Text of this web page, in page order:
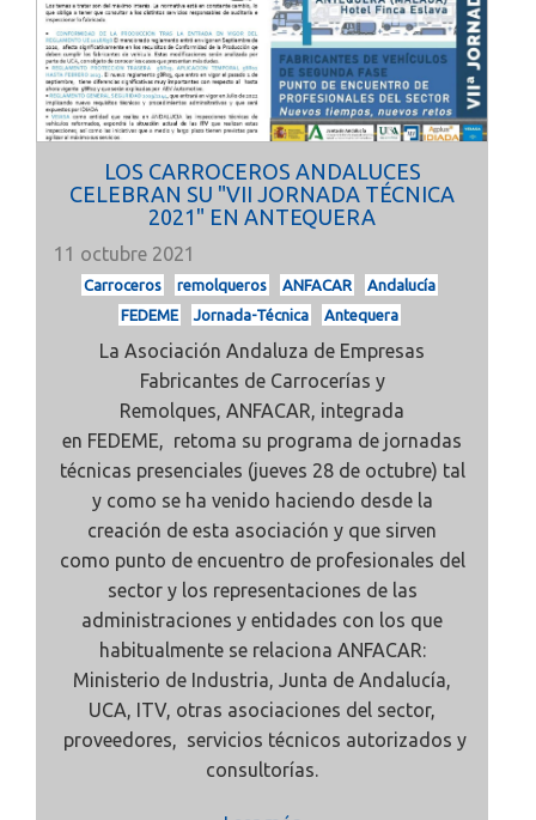
LOS CARROCEROS ANDALUCES
CELEBRAN SU "VII JORNADA TÉCNICA
2021" EN ANTEQUERA
11 octubre 2021
Carroceros remolqueros ANFACAR
Andalucía
FEDEME
Jornada-Técnica Antequera
La Asociación Andaluza de Empresas
Fabricantes de Carrocerías y
Remolques, ANFACAR, integrada
en FEDEME, retoma su programa de jornadas
técnicas presenciales (jueves 28 de octubre) tal
y como se ha venido haciendo desde la
creación de esta asociación y que sirven
como punto de encuentro de profesionales del
sector y los representaciones de las
administraciones y entidades con los que
habitualmente se relaciona ANFACAR:
Ministerio de Industria, Junta de Andalucía,
UCA, ITV, otras asociaciones del sector,
proveedores, servicios técnicos autorizados y
consultorías.